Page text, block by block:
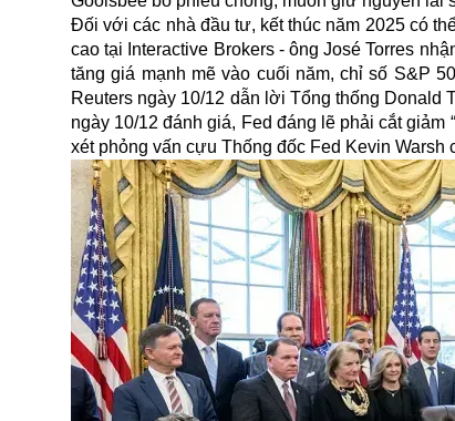
Đối với các nhà đầu tư, kết thúc năm 2025 có
cao tại Interactive Brokers - ông José Torres
tăng giá mạnh mẽ vào cuối năm, chỉ số S&P
Reuters ngày 10/12 dẫn lời Tổng thống Donald
ngày 10/12 đánh giá, Fed đáng lẽ phải cắt giảm
xét phỏng vấn cựu Thống đốc Fed Kevin Warsh